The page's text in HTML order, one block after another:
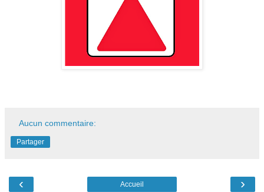
Aucun commentaire:
Partager
‹ ›
Accueil